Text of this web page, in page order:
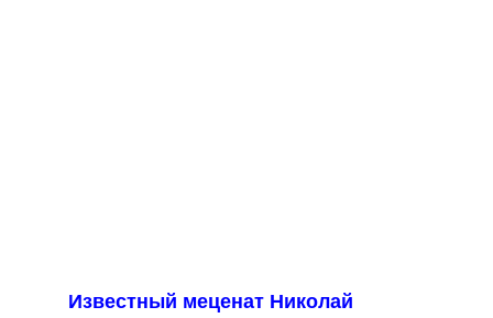
Известный меценат Николай